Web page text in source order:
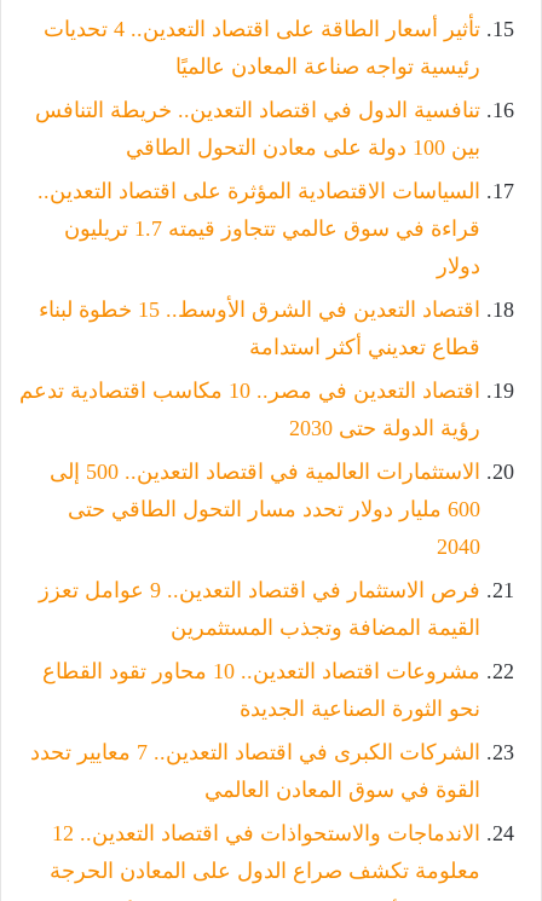
تأثير أسعار الطاقة على اقتصاد التعدين.. 4 تحديات
رئيسية تواجه صناعة المعادن عالميًا
تنافسية الدول في اقتصاد التعدين.. خريطة التنافس
بين 100 دولة على معادن التحول الطاقي
السياسات الاقتصادية المؤثرة على اقتصاد التعدين..
قراءة في سوق عالمي تتجاوز قيمته 1.7 تريليون
دولار
اقتصاد التعدين في الشرق الأوسط.. 15 خطوة لبناء
قطاع تعديني أكثر استدامة
اقتصاد التعدين في مصر.. 10 مكاسب اقتصادية تدعم
رؤية الدولة حتى 2030
الاستثمارات العالمية في اقتصاد التعدين.. 500 إلى
600 مليار دولار تحدد مسار التحول الطاقي حتى
2040
فرص الاستثمار في اقتصاد التعدين.. 9 عوامل تعزز
القيمة المضافة وتجذب المستثمرين
مشروعات اقتصاد التعدين.. 10 محاور تقود القطاع
نحو الثورة الصناعية الجديدة
الشركات الكبرى في اقتصاد التعدين.. 7 معايير تحدد
القوة في سوق المعادن العالمي
الاندماجات والاستحواذات في اقتصاد التعدين.. 12
معلومة تكشف صراع الدول على المعادن الحرجة